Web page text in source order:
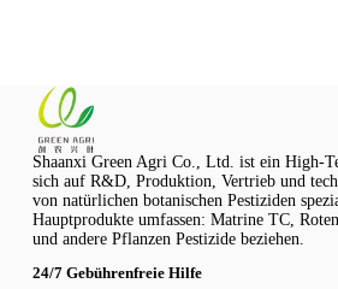
Shaanxi Green Agri Co., Ltd. ist ein High-
sich auf R&D, Produktion, Vertrieb und
von natürlichen botanischen Pestiziden
Hauptprodukte umfassen: Matrine TC,
und andere Pflanzen Pestizide beziehen.
24/7 Gebührenfreie Hilfe